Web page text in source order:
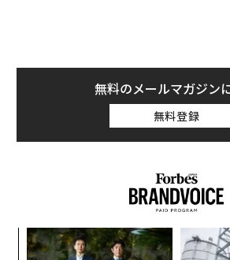
余計な不安や悩みを抱えないように
り回されないように、無駄なものを
なくシンプルに生きる。それが、私
禅僧という立場だからでしょうか、
らさまざまな相談を受けます。内容
それでも大別すれば、不安や悩み、
のです。
無料のメールマガジン
無料登録